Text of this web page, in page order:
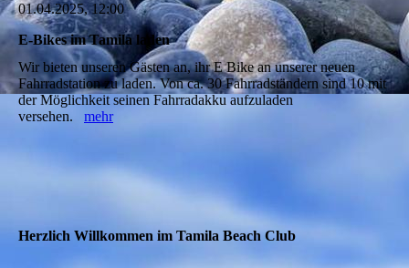
01.04.2025, 12:00
E-Bikes im Tamila laden
Wir bieten unseren Gästen an, ihr E Bike an unserer neuen
Fahrradstation zu laden. Von ca. 30 Fahrradständern sind 10 mit
der Möglichkeit seinen Fahrradakku aufzuladen
versehen. mehr
Herzlich Willkommen im Tamila Beach Club